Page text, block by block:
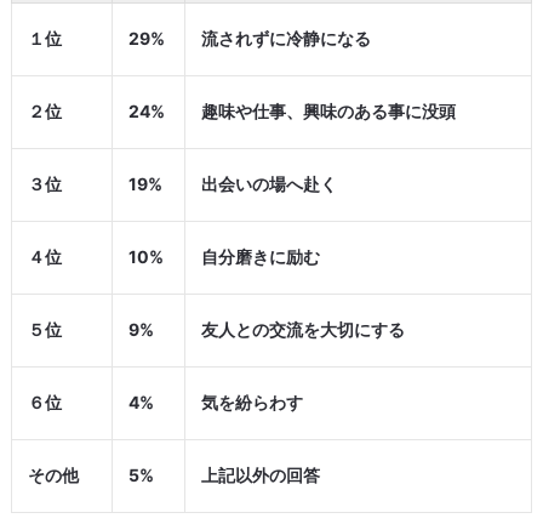
１位 29% 流されずに冷静になる
２位 24% 趣味や仕事、興味のある事に没頭
３位 19% 出会いの場へ赴く
４位 10% 自分磨きに励む
５位 9% 友人との交流を大切にする
６位 4% 気を紛らわす
その他 5% 上記以外の回答